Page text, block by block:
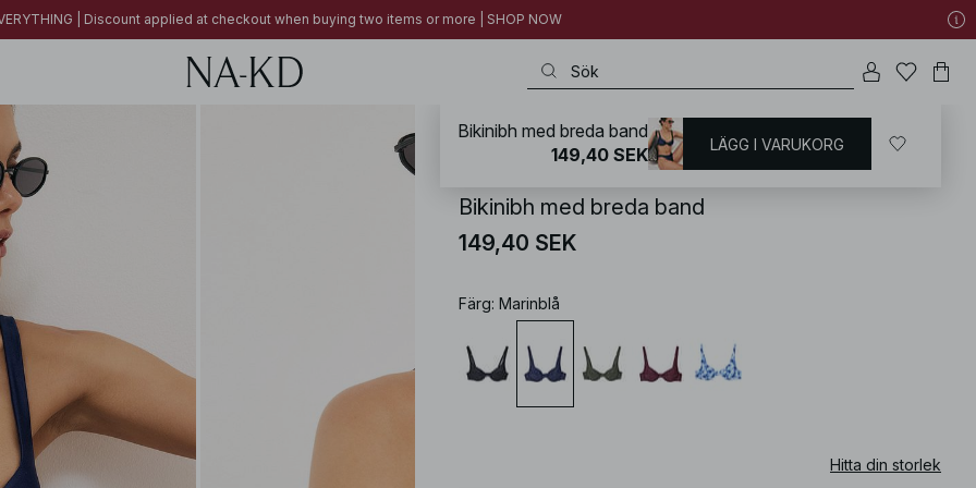
| Discount applied at checkout when buying two items or more | SHOP NOW
Badkläder / Bikini / Bikiniöverdelar / Bikinis med bygel
Bikinibh med breda band
149,40 SEK
Färg: Marinblå
Hitta din storlek
Bikinibh med breda band
149,40 SEK
LÄGG I VARUKORG